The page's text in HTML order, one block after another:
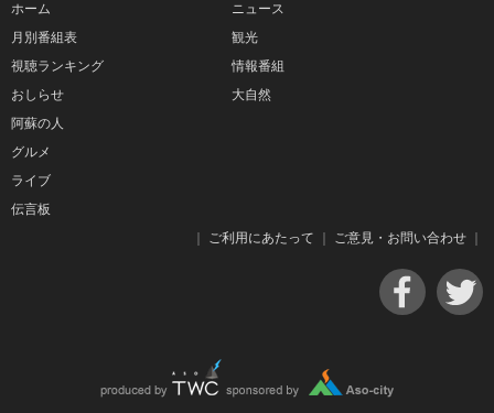
ホーム
月別番組表
視聴ランキング
おしらせ
ニュース
観光
情報番組
大自然
阿蘇の人
グルメ
ライブ
伝言板
ご利用にあたって ご意見・お問い合わせ